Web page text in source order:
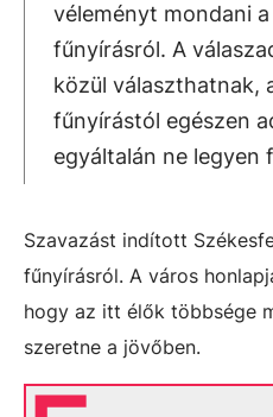
véleményt mondani
fűnyírásról. A
közül választhatnak,
fűnyírástól egészen
egyáltalán ne legyen
Szavazást indított
fűnyírásról. A város
hogy az itt élők többsége
szeretne a jövőben.